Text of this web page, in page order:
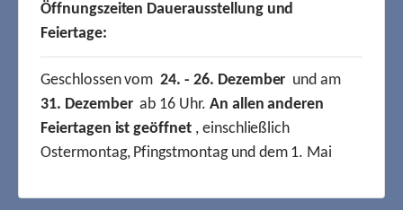
Öffnungszeiten Dauerausstellung und
Feiertage:
Geschlossen vom24. - 26. Dezember und am
31. Dezemberab 16 Uhr. An allen anderen
Feiertagen ist geöffnet, einschließlich
Ostermontag, Pfingstmontag und dem 1. Mai